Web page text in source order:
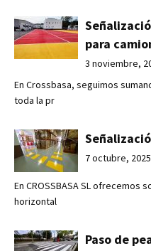
para
3 noviembre,
En Crossbasa, seguimos
toda la pr
7 octubre, 2025
En CROSSBASA SL ofrecemos
horizontal
Paso de